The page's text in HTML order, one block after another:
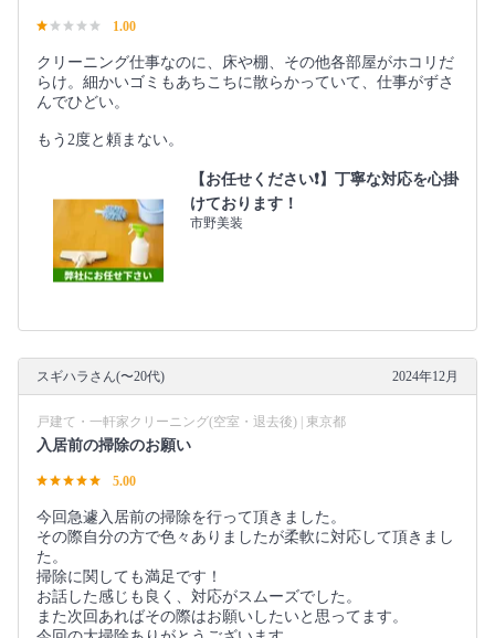
1.00
クリーニング仕事なのに、床や棚、その他各部屋がホコリだ
らけ。細かいゴミもあちこちに散らかっていて、仕事がずさ
んでひどい。
もう2度と頼まない。
【お任せください❗️】丁寧な対応を心掛
けております！
市野美装
スギハラさん(〜20代) 2024年12月
戸建て・一軒家クリーニング(空室・退去後) | 東京都
入居前の掃除のお願い
5.00
今回急遽入居前の掃除を行って頂きました。
その際自分の方で色々ありましたが柔軟に対応して頂きまし
た。
掃除に関しても満足です！
お話した感じも良く、対応がスムーズでした。
また次回あればその際はお願いしたいと思ってます。